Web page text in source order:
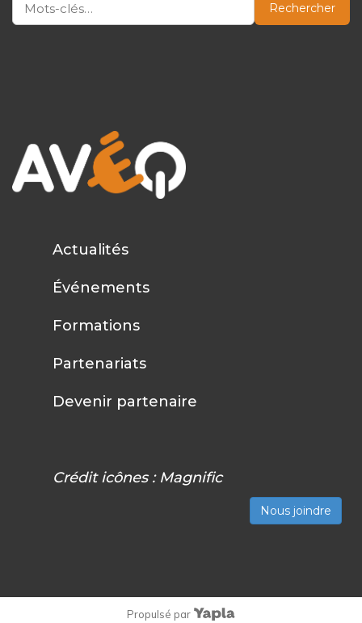
Rechercher
Actualités
Événements
Formations
Partenariats
Devenir partenaire
Crédit icônes : Magnific
Nous joindre
Propulsé par